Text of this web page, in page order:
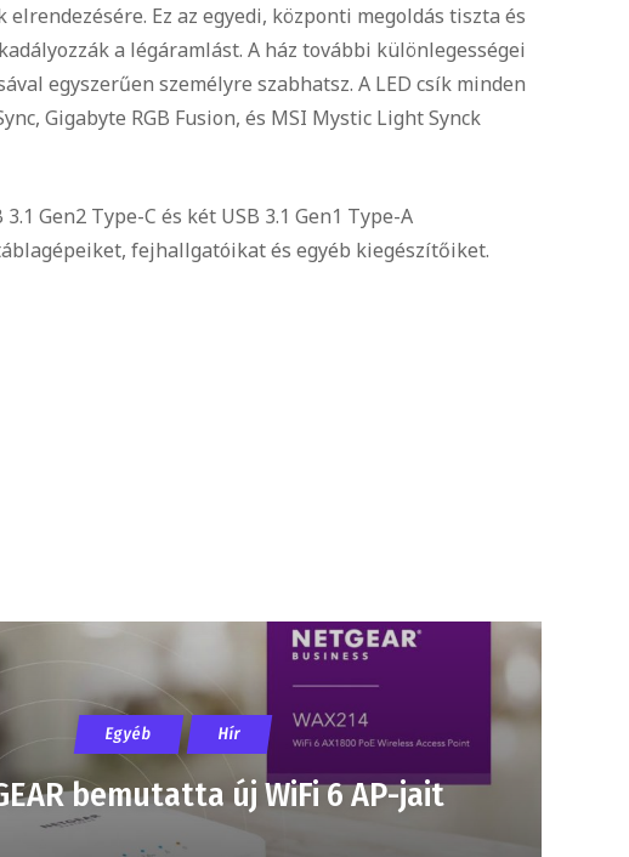
Ez az egyedi, központi megoldás tiszta és
a légáramlást. A ház további különlegességei
egyszerűen személyre szabhatsz. A LED csík minden
Gigabyte RGB Fusion, és MSI Mystic Light Synck
Gen2 Type-C és két USB 3.1 Gen1 Type-A
fejhallgatóikat és egyéb kiegészítőiket.
Egyéb Hír
bemutatta új WiFi 6 AP-jait